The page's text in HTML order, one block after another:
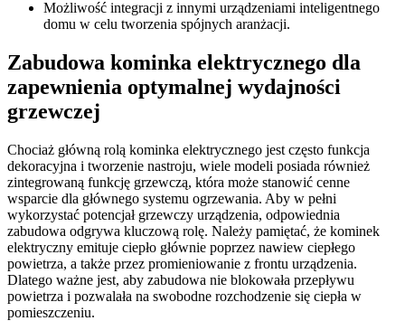
Możliwość integracji z innymi urządzeniami inteligentnego
domu w celu tworzenia spójnych aranżacji.
Zabudowa kominka elektrycznego dla
zapewnienia optymalnej wydajności
grzewczej
Chociaż główną rolą kominka elektrycznego jest często funkcja
dekoracyjna i tworzenie nastroju, wiele modeli posiada również
zintegrowaną funkcję grzewczą, która może stanowić cenne
wsparcie dla głównego systemu ogrzewania. Aby w pełni
wykorzystać potencjał grzewczy urządzenia, odpowiednia
zabudowa odgrywa kluczową rolę. Należy pamiętać, że kominek
elektryczny emituje ciepło głównie poprzez nawiew ciepłego
powietrza, a także przez promieniowanie z frontu urządzenia.
Dlatego ważne jest, aby zabudowa nie blokowała przepływu
powietrza i pozwalała na swobodne rozchodzenie się ciepła w
pomieszczeniu.